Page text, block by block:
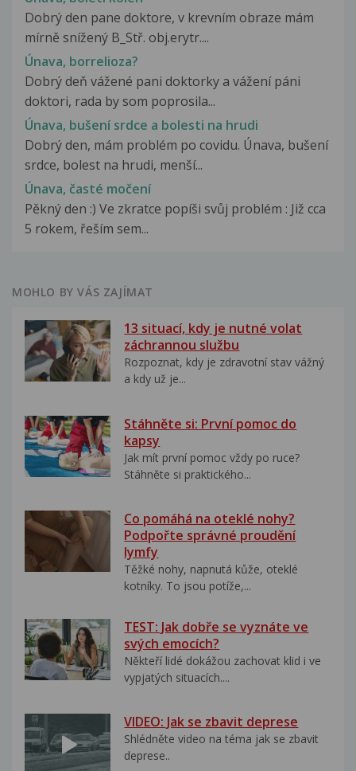
Dobrý den pane doktore, v krevním obraze mám
mírně snížený B_Stř. obj.erytr....
Únava, borrelioza?
Dobrý deň vážené pani doktorky a vážení páni
doktori, rada by som poprosila...
Únava, bušení srdce a bolesti na hrudi
Dobrý den, mám problém po covidu. Únava, bušení
srdce, bolest na hrudi, menší...
Únava, časté močení
Pěkný den :) Ve zkratce popíši svůj problém : Již cca
5 rokem, řeším sem...
MOHLO BY VÁS ZAJÍMAT
13 situací, kdy je nutné volat
záchrannou službu
Rozpoznat, kdy je zdravotní stav vážný
a kdy už je...
Stáhněte si: První pomoc do
kapsy
Jak mít první pomoc vždy po ruce?
Stáhněte si praktického...
Co pomáhá na oteklé nohy?
Podpořte správné proudění
lymfy
Těžké nohy, napnutá kůže, oteklé
kotníky. To jsou potíže,...
TEST: Jak dobře se vyznáte ve
svých emocích?
Někteří lidé dokážou zachovat klid i ve
vypjatých situacích....
VIDEO: Jak se zbavit deprese
Shlédněte video na téma jak se zbavit
deprese..